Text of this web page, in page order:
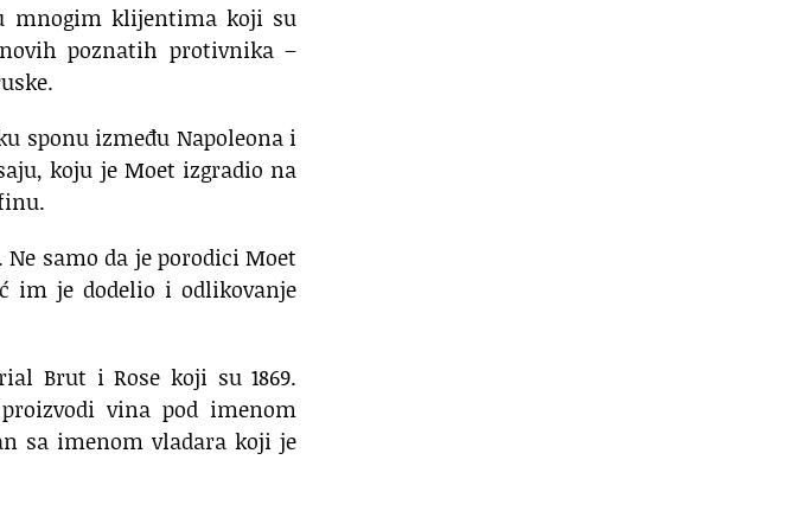
mnogim klijentima koji su
poznatih protivnika –
sponu između Napoleona i
koju je Moet izgradio na
samo da je porodici Moet
im je dodelio i odlikovanje
Brut i Rose koji su 1869.
vina pod imenom
sa imenom vladara koji je